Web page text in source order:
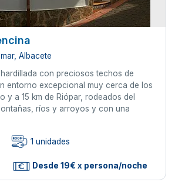
Albacete
con preciosos techos de
entorno excepcional muy cerca de los
y a 15 km de Riópar, rodeados del
ríos y arroyos y con una
1 unidades
Desde 19€ x persona/noche